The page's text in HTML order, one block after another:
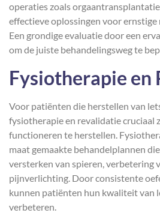
operaties zoals
effectieve oplossingen voor ernstige
Een grondige evaluatie door een
om de juiste behandelingsweg te
Fysiotherapie en
Voor patiënten die herstellen van
fysiotherapie en revalidatie cruciaal
functioneren te herstellen.
maat gemaakte behandelplannen
versterken van spieren, verbetering
pijnverlichting. Door consistente
kunnen patiënten hun kwaliteit van
verbeteren.